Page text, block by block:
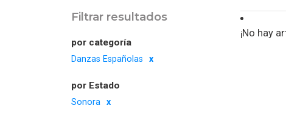
Filtrar resultados
por categoría
Danzas Españolas
por Estado
Sonora
¡No hay